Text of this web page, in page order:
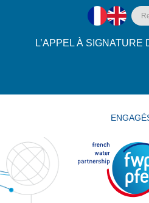
L’APPEL À SIGNATURE